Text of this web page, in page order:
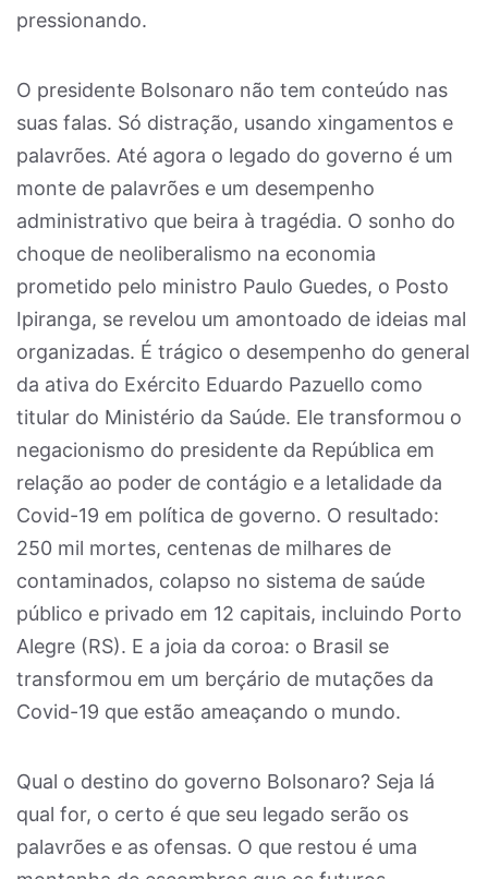
pressionando.
O presidente Bolsonaro não tem conteúdo nas
suas falas. Só distração, usando xingamentos e
palavrões. Até agora o legado do governo é um
monte de palavrões e um desempenho
administrativo que beira à tragédia. O sonho do
choque de neoliberalismo na economia
prometido pelo ministro Paulo Guedes, o Posto
Ipiranga, se revelou um amontoado de ideias mal
organizadas. É trágico o desempenho do general
da ativa do Exército Eduardo Pazuello como
titular do Ministério da Saúde. Ele transformou o
negacionismo do presidente da República em
relação ao poder de contágio e a letalidade da
Covid-19 em política de governo. O resultado:
250 mil mortes, centenas de milhares de
contaminados, colapso no sistema de saúde
público e privado em 12 capitais, incluindo Porto
Alegre (RS). E a joia da coroa: o Brasil se
transformou em um berçário de mutações da
Covid-19 que estão ameaçando o mundo.
Qual o destino do governo Bolsonaro? Seja lá
qual for, o certo é que seu legado serão os
palavrões e as ofensas. O que restou é uma